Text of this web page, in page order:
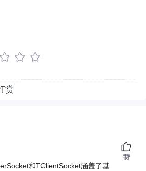
赏
和TClientSocket涵盖了基
赞